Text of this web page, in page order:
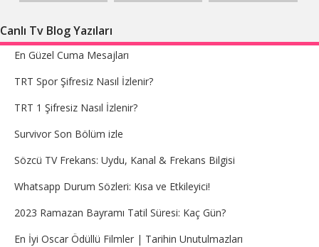
Canlı Tv Blog Yazıları
En Güzel Cuma Mesajları
TRT Spor Şifresiz Nasıl İzlenir?
TRT 1 Şifresiz Nasıl İzlenir?
Survivor Son Bölüm izle
Sözcü TV Frekans: Uydu, Kanal & Frekans Bilgisi
Whatsapp Durum Sözleri: Kısa ve Etkileyici!
2023 Ramazan Bayramı Tatil Süresi: Kaç Gün?
En İyi Oscar Ödüllü Filmler | Tarihin Unutulmazları